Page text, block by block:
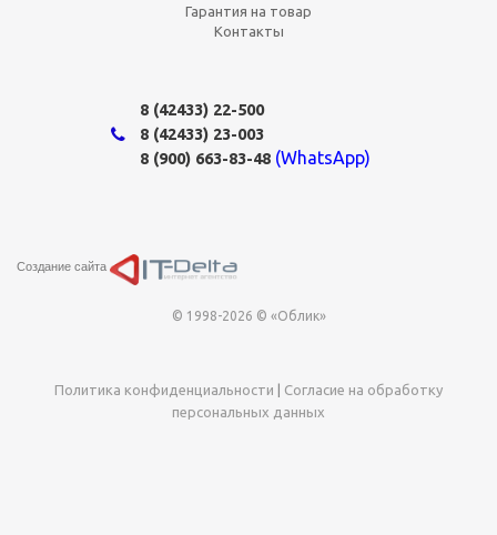
Гарантия на товар
Контакты
8 (42433) 22-500
8 (42433) 23-003
8 (900) 663-83-48 (WhatsApp)
Создание сайта
© 1998-2026 © «Облик»
Политика конфиденциальности
Согласие на обработку
персональных данных